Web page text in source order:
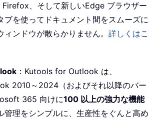
Firefox、そして新しいEdge ブラウザー
ブを使ってドキュメント間をスムーズに
ンドウが散らかりません。 詳しくはこ
：Kutools for Outlook は、
2010～2024（およびそれ以降のバー
365 向けに100 以上の強力な機能
管理をシンプルに、生産性をぐんと高め